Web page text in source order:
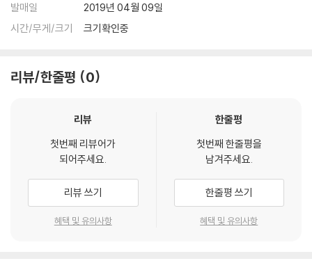
발매일
2019년 04월 09일
시간/무게/크기
크기확인중
리뷰/한줄평 0
리뷰
첫번째 리뷰어가
되어주세요.
리뷰 쓰기
혜택 및 유의사항
한줄평
첫번째 한줄평을
남겨주세요.
한줄평 쓰기
혜택 및 유의사항